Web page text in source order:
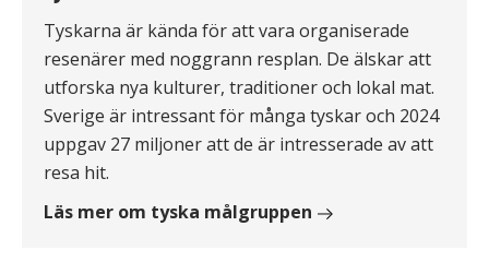
Tyskarna är kända för att vara organiserade
resenärer med noggrann resplan. De älskar att
utforska nya kulturer, traditioner och lokal mat.
Sverige är intressant för många tyskar och 2024
uppgav 27 miljoner att de är intresserade av att
resa hit.
Läs mer om tyska målgruppen